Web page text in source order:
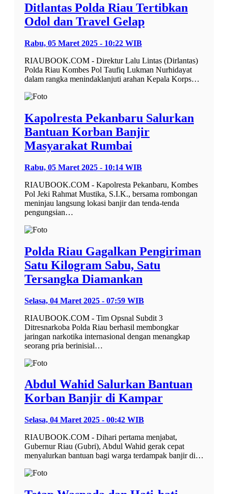
Ditlantas Polda Riau Tertibkan
Odol dan Travel Gelap
Rabu, 05 Maret 2025 - 10:22 WIB
RIAUBOOK.COM - Direktur Lalu Lintas (Dirlantas)
Polda Riau Kombes Pol Taufiq Lukman Nurhidayat
dalam rangka menindaklanjuti arahan Kepala Korps…
Kapolresta Pekanbaru Salurkan
Bantuan Korban Banjir
Masyarakat Rumbai
Rabu, 05 Maret 2025 - 10:14 WIB
RIAUBOOK.COM - Kapolresta Pekanbaru, Kombes
Pol Jeki Rahmat Mustika, S.I.K., bersama rombongan
meninjau langsung lokasi banjir dan tenda-tenda
pengungsian…
Polda Riau Gagalkan Pengiriman
Satu Kilogram Sabu, Satu
Tersangka Diamankan
Selasa, 04 Maret 2025 - 07:59 WIB
RIAUBOOK.COM - Tim Opsnal Subdit 3
Ditresnarkoba Polda Riau berhasil membongkar
jaringan narkotika internasional dengan menangkap
seorang pria berinisial…
Abdul Wahid Salurkan Bantuan
Korban Banjir di Kampar
Selasa, 04 Maret 2025 - 00:42 WIB
RIAUBOOK.COM - Dihari pertama menjabat,
Gubernur Riau (Gubri), Abdul Wahid gerak cepat
menyalurkan bantuan bagi warga terdampak banjir di…